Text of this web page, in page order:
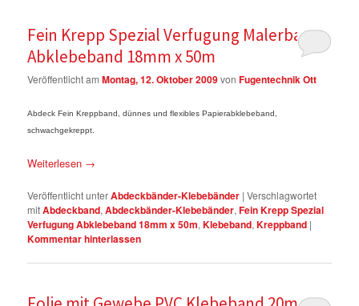
Fein Krepp Spezial Verfugung Malerband
Abklebeband 18mm x 50m
Veröffentlicht amMontag, 12. Oktober 2009vonFugentechnik Ott
Abdeck Fein Kreppband, dünnes und flexibles Papierabklebeband,
schwachgekreppt.
Weiterlesen →
Veröffentlicht unterAbdeckbänder-Klebebänder |Verschlagwortet
mitAbdeckband,Abdeckbänder-Klebebänder,Fein Krepp Spezial
Verfugung Abklebeband 18mm x 50m,Klebeband,Kreppband |
Kommentar hinterlassen